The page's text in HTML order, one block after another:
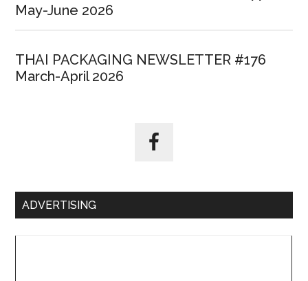
May-June 2026
THAI PACKAGING NEWSLETTER #176
March-April 2026
ADVERTISING